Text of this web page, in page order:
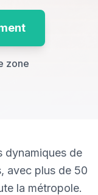
zone
dynamiques de
avec plus de 50
la métropole.